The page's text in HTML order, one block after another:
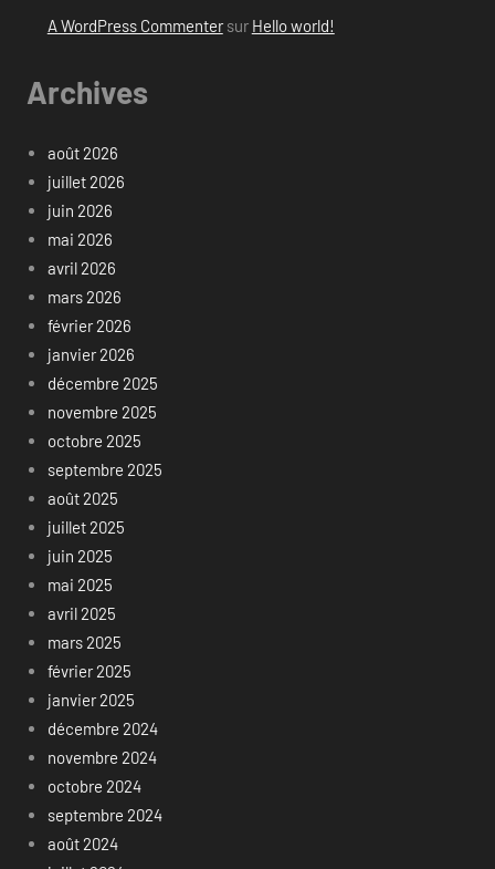
A WordPress Commentersur Hello world!
Archives
août 2026
juillet 2026
juin 2026
mai 2026
avril 2026
mars 2026
février 2026
janvier 2026
décembre 2025
novembre 2025
octobre 2025
septembre 2025
août 2025
juillet 2025
juin 2025
mai 2025
avril 2025
mars 2025
février 2025
janvier 2025
décembre 2024
novembre 2024
octobre 2024
septembre 2024
août 2024